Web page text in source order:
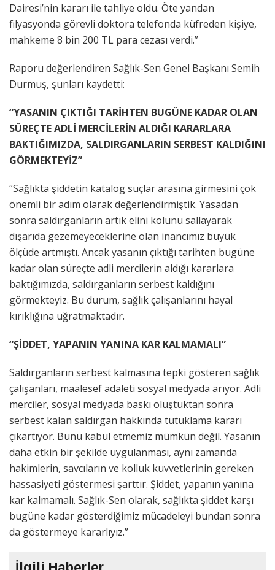
Dairesi’nin kararı ile tahliye oldu. Öte yandan
filyasyonda görevli doktora telefonda küfreden kişiye,
mahkeme 8 bin 200 TL para cezası verdi.”
Raporu değerlendiren Sağlık-Sen Genel Başkanı Semih
Durmuş, şunları kaydetti:
“YASANIN ÇIKTIĞI TARİHTEN BUGÜNE KADAR OLAN
SÜREÇTE ADLİ MERCİLERİN ALDIĞI KARARLARA
BAKTIĞIMIZDA, SALDIRGANLARIN SERBEST KALDIĞINI
GÖRMEKTEYİZ”
“Sağlıkta şiddetin katalog suçlar arasına girmesini çok
önemli bir adım olarak değerlendirmiştik. Yasadan
sonra saldırganların artık elini kolunu sallayarak
dışarıda gezemeyeceklerine olan inancımız büyük
ölçüde artmıştı. Ancak yasanın çıktığı tarihten bugüne
kadar olan süreçte adli mercilerin aldığı kararlara
baktığımızda, saldırganların serbest kaldığını
görmekteyiz. Bu durum, sağlık çalışanlarını hayal
kırıklığına uğratmaktadır.
“ŞİDDET, YAPANIN YANINA KAR KALMAMALI”
Saldırganların serbest kalmasına tepki gösteren sağlık
çalışanları, maalesef adaleti sosyal medyada arıyor. Adli
merciler, sosyal medyada baskı oluştuktan sonra
serbest kalan saldırgan hakkında tutuklama kararı
çıkartıyor. Bunu kabul etmemiz mümkün değil. Yasanın
daha etkin bir şekilde uygulanması, aynı zamanda
hakimlerin, savcıların ve kolluk kuvvetlerinin gereken
hassasiyeti göstermesi şarttır. Şiddet, yapanın yanına
kar kalmamalı. Sağlık-Sen olarak, sağlıkta şiddet karşı
bugüne kadar gösterdiğimiz mücadeleyi bundan sonra
da göstermeye kararlıyız.”